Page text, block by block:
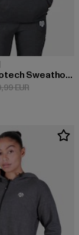
Morotai Neotech Sweathoodie
53,99 EUR
EURAktionspreis: